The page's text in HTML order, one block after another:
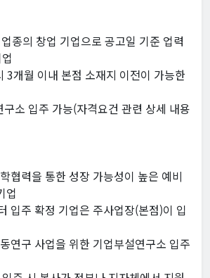
종의 창업 기업으로 공고일 기준 업력
3개월 이내 본점 소재지 이전이 가능한
소 입주 가능(자격요건 관련 상세 내용
협력을 통한 성장 가능성이 높은 예비
업
입주 확정 기업은 주사업장(본점)이 입
연구 사업을 위한 기업부설연구소 입주